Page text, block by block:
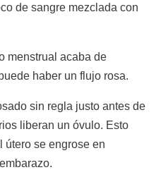
de sangre mezclada con
menstrual acaba de
haber un flujo rosa.
sin regla justo antes de
liberan un óvulo. Esto
útero se engrose en